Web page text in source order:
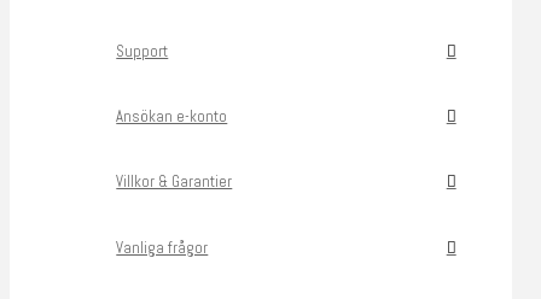
Support
Ansökan e-konto
Villkor & Garantier
Vanliga frågor